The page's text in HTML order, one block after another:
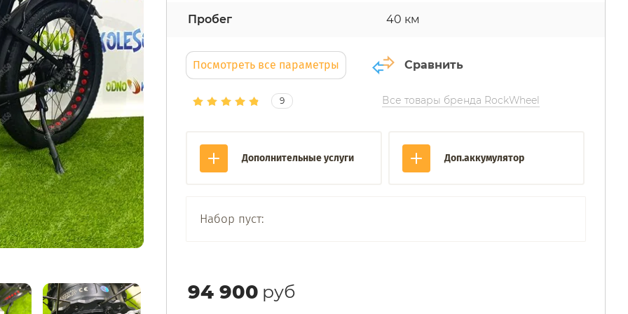
Пробег 40 км
Посмотреть все параметры Сравнить
9 Все товары бренда RockWheel
Дополнительные услуги Доп.аккумулятор
Набор пуст:
94 900 руб